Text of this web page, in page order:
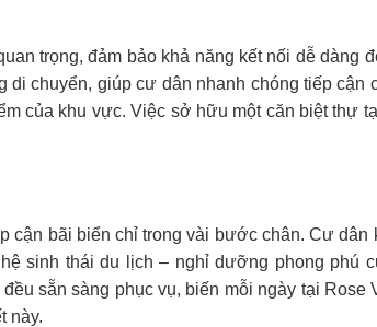
trọng, đảm bảo khả năng kết nối dễ dàng
chuyển, giúp cư dân nhanh chóng tiếp cận
của khu vực. Việc sở hữu một căn biệt thự
cận bãi biển chỉ trong vài bước chân. Cư
sinh thái du lịch – nghỉ dưỡng phong phú
sẵn sàng phục vụ, biến mỗi ngày tại Rose
này.